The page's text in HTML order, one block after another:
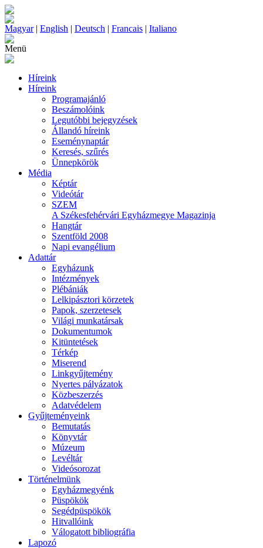
Magyar| English | Deutsch | Francais | Italiano
Menü
Híreink
Híreink
Programajánló
Beszámolóink
Legutóbbi bejegyzések
Állandó híreink
Eseménynaptár
Keresés, szűrés
Ünnepkörök
Média
Képtár
Videótár
SZEM
A Székesfehérvári Egyházmegye Magazinja
Hangtár
Szentföld 2008
Napi evangélium
Adattár
Egyházunk
Intézmények
Plébániák
Lelkipásztori körzetek
Papok, szerzetesek
Világi munkatársak
Dokumentumok
Kitüntetések
Térkép
Miserend
Linkgyűjtemény
Nyertes pályázatok
Közbeszerzés
Adatvédelem
Gyűjteményeink
Bemutatás
Könyvtár
Múzeum
Levéltár
Videósorozat
Történelmünk
Egyházmegyénk
Püspökök
Segédpüspökök
Hitvallóink
Válogatott bibliográfia
Lapozó